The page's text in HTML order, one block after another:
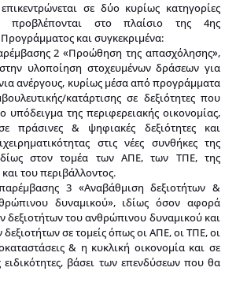
σε δύο κυρίως κατηγορίες
προβλέπονται στο πλαίσιο της 4ης
και συγκεκριμένα:
2 «Προώθηση της απασχόλησης»,
υλοποίηση στοχευμένων δράσεων για
ανέργους, κυρίως μέσα από προγράμματα
κατάρτισης σε δεξιότητες που
υπόδειγμα της περιφερειακής οικονομίας,
πράσινες & ψηφιακές δεξιότητες και
στις νέες συνθήκες της
στον τομέα των ΑΠΕ, των ΤΠΕ, της
του περιβάλλοντος.
3 «Αναβάθμιση δεξιοτήτων &
δυναμικού», ιδίως όσον αφορά
δεξιοτήτων του ανθρώπινου δυναμικού και
δεξιοτήτων σε τομείς όπως οι ΑΠΕ, οι ΤΠΕ, οι
& η κυκλική οικονομία και σε
ειδικότητες, βάσει των επενδύσεων που θα